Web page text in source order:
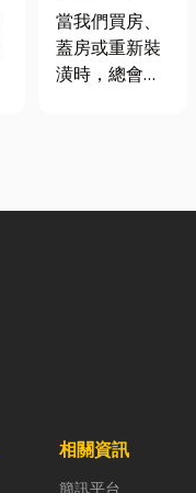
家，從專業門
窗開始
當我們買房、
蓋房或重新裝
潢時，總會把
天都在使用的
氣候潮濕多
相關資訊
簡訊平台